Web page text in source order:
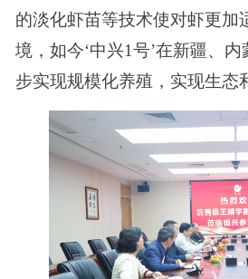
的淡化虾苗等技术使对虾更加
境，如今‘中兴1号’在新疆、
步实现规模化养殖，实现生态